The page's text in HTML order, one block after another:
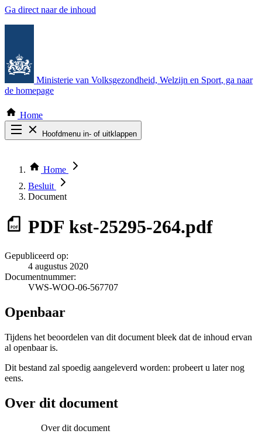
Ga direct naar de inhoud
Ministerie van Volksgezondheid, Welzijn en Sport, ga naar
de homepage
Home
Hoofdmenu in- of uitklappen
Thema COVID-19
Bekijk per bestuursorgaan
Home
Besluit
Document
PDF kst-25295-264.pdf
Gepubliceerd op:
4 augustus 2020
Documentnummer:
VWS-WOO-06-567707
Openbaar
Tijdens het beoordelen van dit document bleek dat de inhoud ervan
al openbaar is.
Dit bestand zal spoedig aangeleverd worden: probeert u later nog
eens.
Over dit document
Over dit document